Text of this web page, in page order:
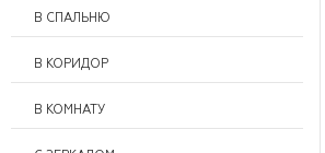
В СПАЛЬНЮ
В КОРИДОР
В КОМНАТУ